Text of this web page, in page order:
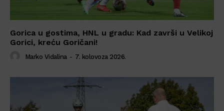
Gorica u gostima, HNL u gradu: Kad završi u Velikoj
Gorici, kreću Goričani!
Marko Vidalina - 7. kolovoza 2026.